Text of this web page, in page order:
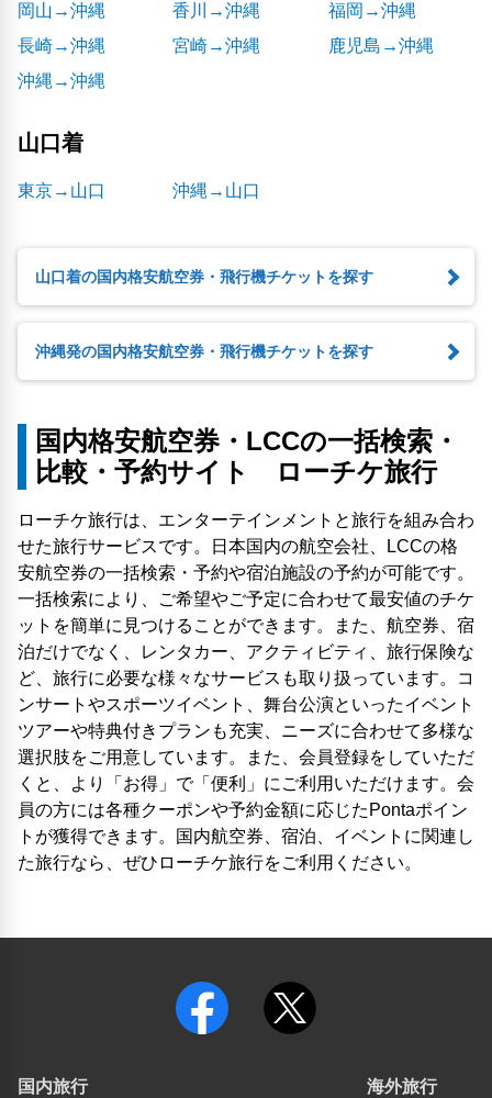
岡山→沖縄
香川→沖縄
福岡→沖縄
長崎→沖縄
宮崎→沖縄
鹿児島→沖縄
沖縄→沖縄
山口着
東京→山口 沖縄→山口
山口着の国内格安航空券・飛行機チケットを探す
沖縄発の国内格安航空券・飛行機チケットを探す
国内格安航空券・LCCの一括検索・
比較・予約サイト ローチケ旅行
ローチケ旅行は、エンターテインメントと旅行を組み合わ
せた旅行サービスです。日本国内の航空会社、LCCの格
安航空券の一括検索・予約や宿泊施設の予約が可能です。
一括検索により、ご希望やご予定に合わせて最安値のチケ
ットを簡単に見つけることができます。また、航空券、宿
泊だけでなく、レンタカー、アクティビティ、旅行保険な
ど、旅行に必要な様々なサービスも取り扱っています。コ
ンサートやスポーツイベント、舞台公演といったイベント
ツアーや特典付きプランも充実、ニーズに合わせて多様な
選択肢をご用意しています。また、会員登録をしていただ
くと、より「お得」で「便利」にご利用いただけます。会
員の方には各種クーポンや予約金額に応じたPontaポイン
トが獲得できます。国内航空券、宿泊、イベントに関連し
た旅行なら、ぜひローチケ旅行をご利用ください。
国内旅行 海外旅行